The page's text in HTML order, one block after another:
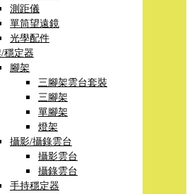
測距儀
單筒望遠鏡
光學配件
穩定器
腳架
三腳架雲台套裝
三腳架
單腳架
燈架
攝影/攝錄雲台
攝影雲台
攝錄雲台
手持穩定器